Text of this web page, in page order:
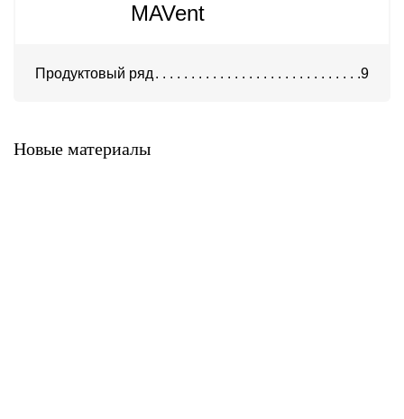
MAVent
Продуктовый ряд 9
Новые материалы